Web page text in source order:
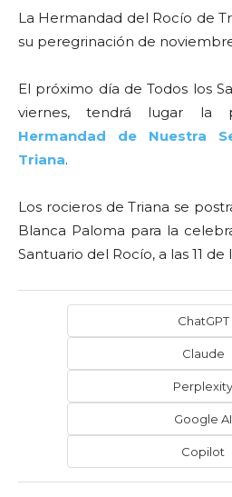
La Hermandad del Rocío de
su peregrinación de
El próximo día de Todos los
viernes, tendrá lugar la
Hermandad de Nuestra
Triana.
Los rocieros de Triana se
Blanca Paloma para la
Santuario del Rocío, a las 11 de
ChatGPT
Claude
Perplexity
Google AI
Copilot